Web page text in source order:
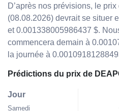
D’après nos prévisions, le
(08.08.2026) devrait se situer
et 0.001338005986437 $.
commencera demain à
la journée à
Prédictions du prix de
Jour
Samedi